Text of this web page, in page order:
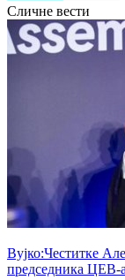
Сличне вести
Вујко:Честитке
председника ЦЕВ-а